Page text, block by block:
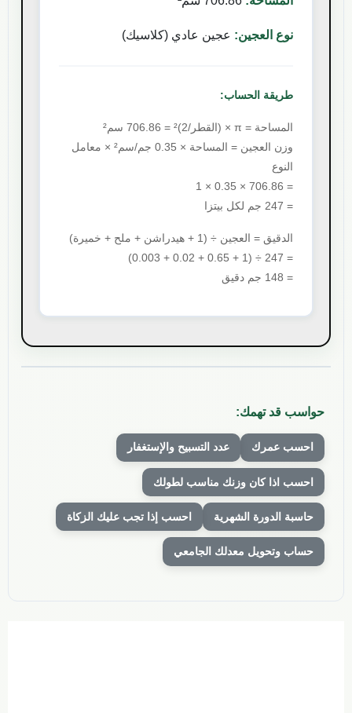
نوع العجين: عجين عادي (كلاسيك)
طريقة الحساب:
المساحة = π × (القطر/2)² = 706.86 سم²
وزن العجين = المساحة × 0.35 جم/سم² × معامل
النوع
=
706.86
× 0.35 ×
1
=
247 جم لكل بيتزا
الدقيق = العجين ÷ (1 + هيدراشن + ملح + خميرة)
=
247
÷ (1 +
0.65
+
0.02
+
0.003
)
=
148 جم دقيق
حواسب قد تهمك:
احسب عمرك عدد التسبيح والإستغفار
احسب اذا كان وزنك مناسب لطولك
حاسبة الدورة الشهرية احسب إذا تجب عليك الزكاة
حساب وتحويل معدلك الجامعي